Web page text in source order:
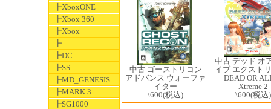
┣XboxONE
┣Xbox 360
┣Xbox
┣
┣DC
┣SS
┣MD_GENESIS
┣MARK 3
┣SG1000
中古 ゴーストリコン
アドバンス ウォーファ
イター
\600(税込)
中古 デッド オ
イブ エクスト
DEAD OR
Xtreme 2
\600(税込)